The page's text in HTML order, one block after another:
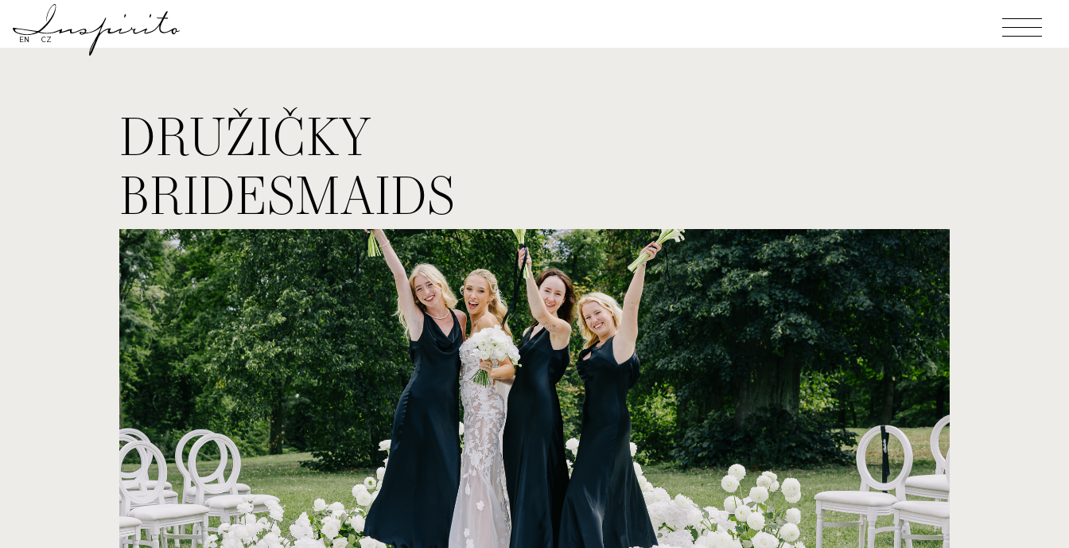
EN CZ
DRUŽIČKY
BRIDESMAIDS